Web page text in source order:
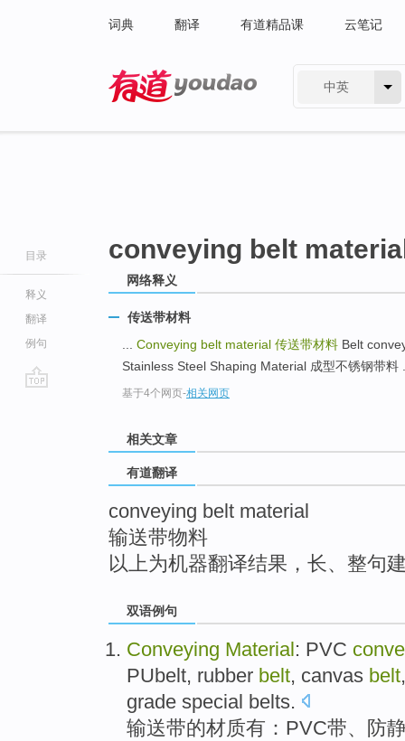
词典 翻译 有道精品课 云笔记
中英
目录
释义
翻译
例句
conveying belt
网络释义
传送带材料
Conveying belt material 传送带材料 Belt
Stainless Steel Shaping Material 成型不锈钢带料
基于4个网页-相关网页
相关文章
有道翻译
conveying belt material
输送带物料
以上为机器翻译结果，长、整句
双语例句
Conveying Material: PVC
PUbelt, rubber belt, canvas belt
grade special belts.
输送带的材质有： PVC带、
防